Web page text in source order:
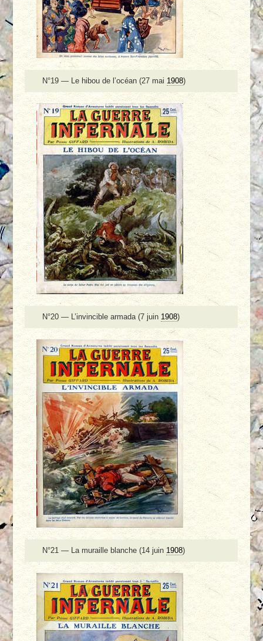
N°19 — Le hibou de l’océan (27 mai 1908)
N°20 — L’invincible armada (7 juin 1908)
N°21 — La muraille blanche (14 juin 1908)